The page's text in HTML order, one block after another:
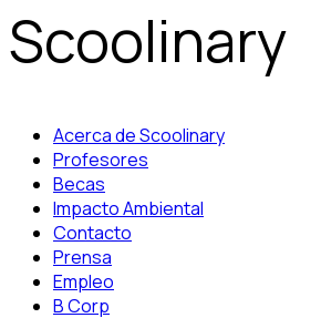
Scoolinary
Acerca de Scoolinary
Profesores
Becas
Impacto Ambiental
Contacto
Prensa
Empleo
B Corp